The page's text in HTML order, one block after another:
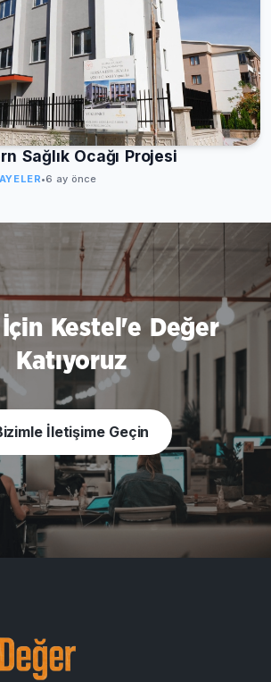
Sağlık Ocağı Projesi
•6 ay önce
İçin Kestel'e Değer
Katıyoruz
İletişime Geçin